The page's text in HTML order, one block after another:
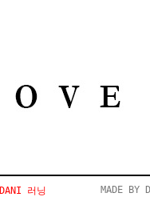
DANI 러닝 MADE BY